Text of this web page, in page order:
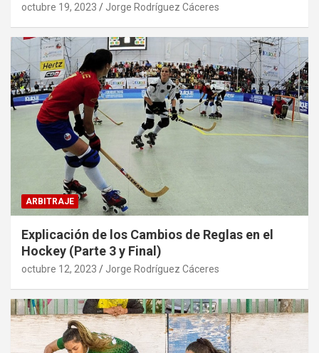
octubre 19, 2023 Jorge Rodríguez Cáceres
ARBITRAJE
Explicación de los Cambios de Reglas en el
Hockey (Parte 3 y Final)
octubre 12, 2023 Jorge Rodríguez Cáceres